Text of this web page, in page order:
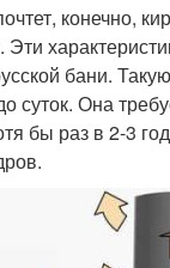
конечно,
бани.
суток. Она
бы раз в 2-3